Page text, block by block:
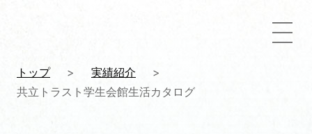
トップ > 実績紹介
>
共立トラスト学生会館生活カタログ